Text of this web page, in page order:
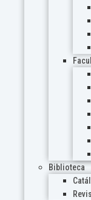
Biblioteca